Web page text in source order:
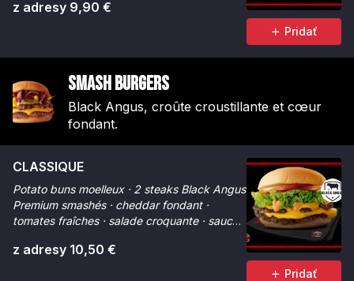
z adresy 9,90 €
Pridať
Smash Burgers
Black Angus, croûte croustillante et cœur
fondant.
CLASSIQUE
Potato buns moelleux · 2 steaks Black Angus
Premium smashés · cheddar fondant ·
tomates fraîches · salade croquante · sauce
z adresy 10,50 €
Pridať